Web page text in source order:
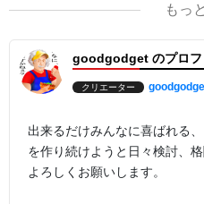
もっ
goodgodget のプロフ
クリエーター
出来るだけみんなに喜ばれる
を作り続けようと日々検討、格
よろしくお願いします。